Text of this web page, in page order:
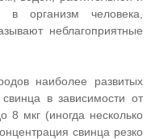
в организм человека,
неблагоприятные
наиболее развитых
в зависимости от
8 мкг (иногда несколько
свинца резко